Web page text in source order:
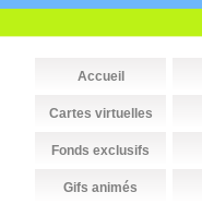
Accueil
Cartes virtuelles
Fonds exclusifs
Gifs animés